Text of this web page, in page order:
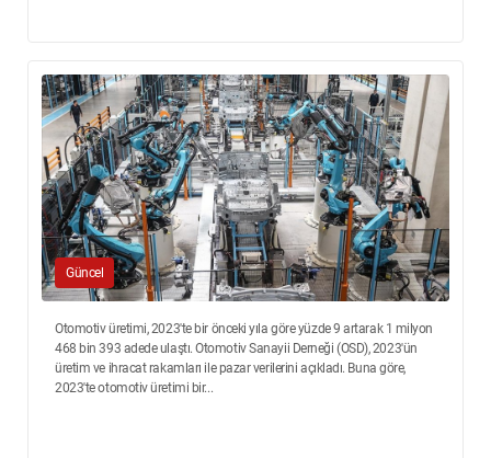
Güncel
Otomotiv üretimi, 2023'te bir önceki yıla göre yüzde 9 artarak 1 milyon
468 bin 393 adede ulaştı. Otomotiv Sanayii Derneği (OSD), 2023'ün
üretim ve ihracat rakamları ile pazar verilerini açıkladı. Buna göre,
2023'te otomotiv üretimi bir...